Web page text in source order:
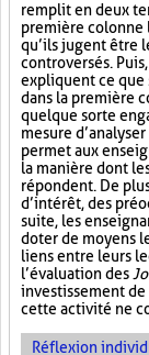
remplit en deux
première colonne
qu’ils jugent être
controversés.
expliquent ce
dans la première
quelque sorte
mesure
permet aux
la manière dont
répondent. De
d’intérêt, des
suite, les
doter de moyens
liens entre leurs
l’évaluation des
investissement
cette activité ne
Réflexion